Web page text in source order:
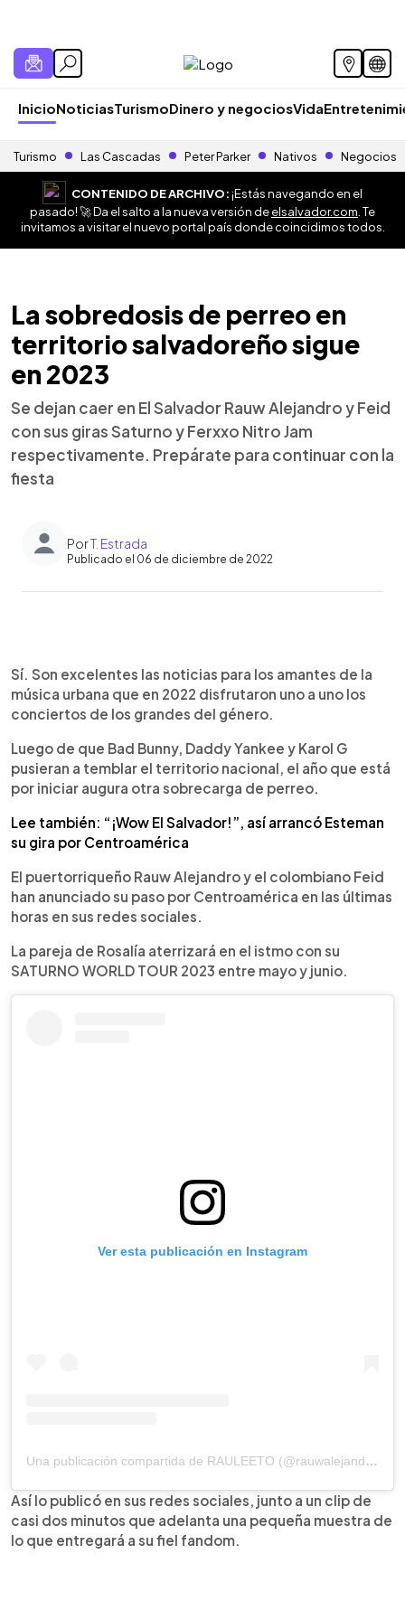
InicioNoticiasTurismoDinero y negociosVida
Turismo Las Cascadas Peter Parker Nativos Negocios
CONTENIDO DE ARCHIVO:¡Estás navegando en el
pasado! 🚀 Da el salto a la nueva versión deelsalvador.com . Te
invitamos a visitar el nuevo portal país donde coincidimos todos.
La sobredosis de perreo en
territorio salvadoreño sigue
en 2023
Se dejan caer en El Salvador Rauw Alejandro y Feid
con sus giras Saturno y Ferxxo Nitro Jam
respectivamente. Prepárate para continuar con la
fiesta
PorT. Estrada
Publicado el 06 de diciembre de 2022
Escuchar artículo
Sí. Son excelentes las noticias para los amantes de la
música urbana que en 2022 disfrutaron uno a uno los
conciertos de los grandes del género.
Luego de que Bad Bunny, Daddy Yankee y Karol G
pusieran a temblar el territorio nacional, el año que está
por iniciar augura otra sobrecarga de perreo.
Lee también: “¡Wow El Salvador!”, así arrancó Esteman
su gira por Centroamérica
El puertorriqueño Rauw Alejandro y el colombiano Feid
han anunciado su paso por Centroamérica en las últimas
horas en sus redes sociales.
La pareja de Rosalía aterrizará en el istmo con su
SATURNO WORLD TOUR 2023 entre mayo y junio.
Ver esta publicación en Instagram
Una publicación compartida de RAULEETO (@rauwalejandro)
Así lo publicó en sus redes sociales, junto a un clip de
casi dos minutos que adelanta una pequeña muestra de
lo que entregará a su fiel fandom.